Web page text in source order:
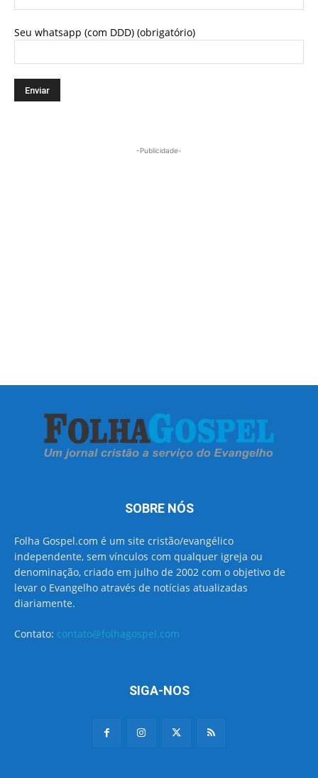
Seu whatsapp (com DDD) (obrigatório)
-Publicidade-
SOBRE NÓS
Folha Gospel.com é um site cristão/evangélico
independente, sem vínculos com qualquer igreja ou
denominação, criado em julho de 2002 com o objetivo de
levar o Evangelho através de notícias atualizadas
diariamente.
Contato: contato@folhagospel.com
SIGA-NOS